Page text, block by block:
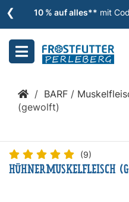
10 % auf alles** mit
❮Menu
schließen
Kategorien
BARF
Nassfutter
/ BARF /
(gewolft)
(9)
HÜHNERMUSKELFLEISCH